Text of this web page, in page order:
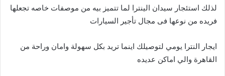
لذلك استئجار سيدان الينترا لما تتميز بيه من موصفات خاصه تجعلها
فريده من نوعها فى مجال تأجير السيارات
ايجار النترا يومي لتوصيلك اينما تريد بكل سهولة وامان وراحة من
القاهرة والي اماكن عديده